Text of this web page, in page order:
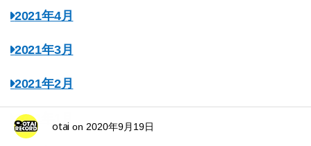
2021年4月
2021年3月
2021年2月
2021年1月
otai on 2020年9月19日